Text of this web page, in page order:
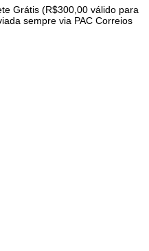
Grátis (R$300,00 válido para
sempre via PAC Correios